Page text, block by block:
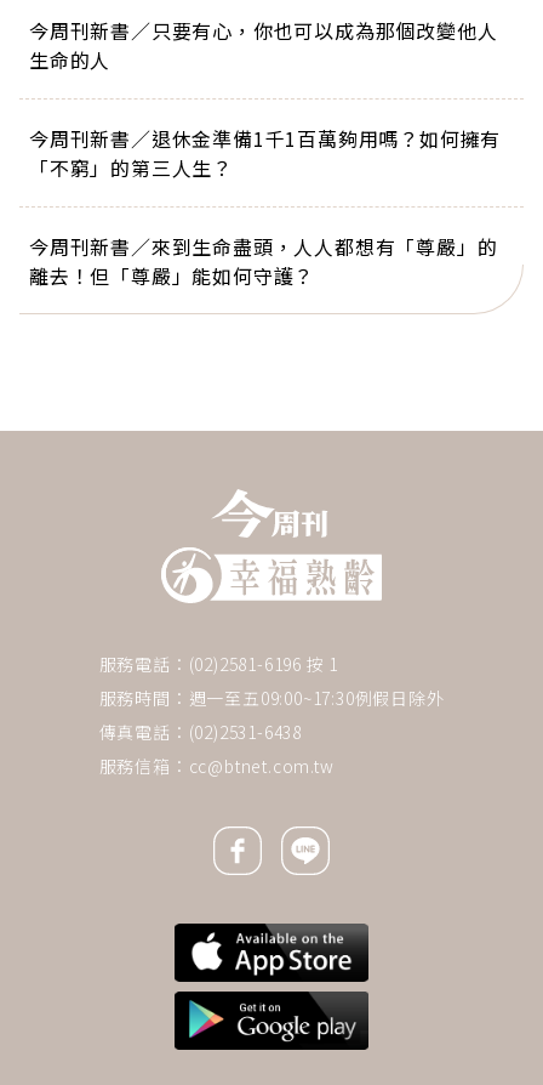
今周刊新書／只要有心，你也可以成為那個改變他人
生命的人
今周刊新書／退休金準備1千1百萬夠用嗎？如何擁有
「不窮」的第三人生？
今周刊新書／來到生命盡頭，人人都想有「尊嚴」的
離去！但「尊嚴」能如何守護？
服務電話：(02)2581-6196 按 1
服務時間：週一至五09:00~17:30例假日除外
傳真電話：(02)2531-6438
服務信箱： cc@btnet.com.tw
Facebook icon
Line icon